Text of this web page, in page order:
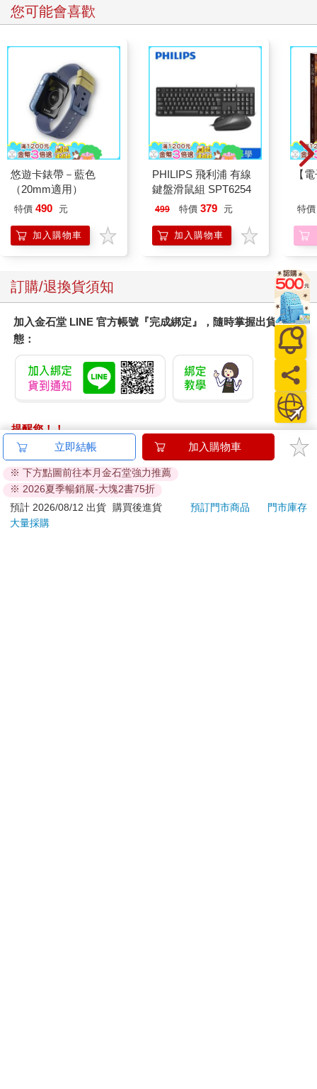
您可能會喜歡
悠遊卡錶帶－藍色
（20mm適用）
特價 490 元
加入購物車
PHILIPS 飛利浦 有線
鍵盤滑鼠組 SPT6254
499 特價 379 元
加入購物車
【
特價
訂購/退換貨須知
加入金石堂 LINE 官方帳號『完成綁定』，隨時掌握出貨動
態：
提醒您！！
金石堂及銀行均不會請您操作ATM! 如接獲電話要求您前往
ATM提款機，請不要聽從指示，以免受騙上當！
退換貨須知：
**提醒您，鑑賞期不等於試用期，退回商品須為全新狀態**
依據「消費者保護法」第19條及行政院消費者保護處公告之
立即結帳 加入購物車
※ 下方點圖前往本月金石堂強力推薦
※ 2026夏季暢銷展-大塊2書75折
預計 2026/08/12 出貨
購買後進貨 預訂門市商品
門市庫存
大量採購